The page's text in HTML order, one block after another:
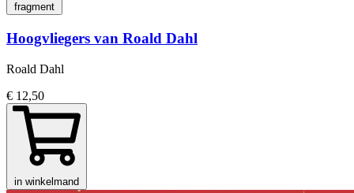
fragment
Hoogvliegers van Roald Dahl
Roald Dahl
€ 12,50
in winkelmand